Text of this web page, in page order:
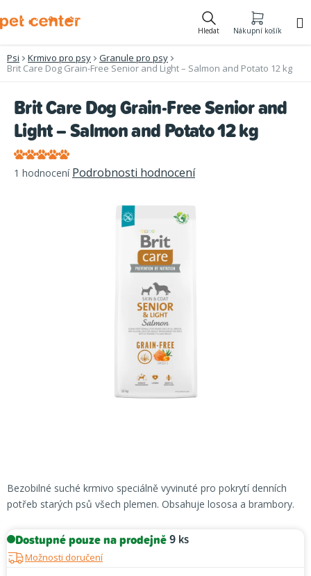
na
Hledat Nákupní košík
Psi Krmivo pro psy
Granule pro psy
Brit Care Dog Grain-Free Senior and Light – Salmon and Potato 12 kg
Bezobilné suché krmivo speciálně vyvinuté pro pokrytí denních
potřeb starých psů všech plemen. Obsahuje lososa a brambory.
Dostupné pouze na prodejně9 ks
Možnosti doručení
Brit Care Dog Grain-Free Senior and
Light – Salmon and Potato 12 kg
Průměrné
hodnocení
1 hodnocení Podrobnosti hodnocení